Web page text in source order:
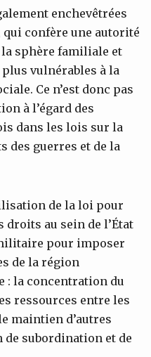
enchevêtrées
confère une autorité
la sphère familiale et
vulnérables à la
Ce n’est donc pas
à l’égard des
dans les lois sur la
des guerres et de la
de la loi pour
au sein de l’État
pour imposer
de la région
: la concentration du
ressources entre les
maintien d’autres
subordination et de